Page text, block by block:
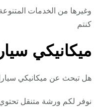
وغيرها من الخدمات
كنتم
ميكانيكي
هل تبحث عن ميكانيكي
نوفر لكم ورشة متنقل